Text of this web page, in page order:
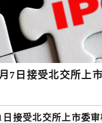
7日接受北交所上
日接受北交所上市委审